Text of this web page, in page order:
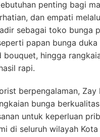
penting bagi
dan empati
sebagai toko bunga
papan bunga
hingga
rapi.
berpengalaman, Zay
bunga
untuk keperluan
di seluruh wilayah